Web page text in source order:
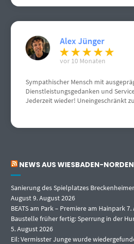
Geschäfte. Grüße aus Gau Algesheim
Alex Jünger
vor 10 Monaten
Sympathischer Mensch mit
Dienstleistungsgedanken und
Jederzeit wieder! Uneingeschränkt
NEWS AUS WIESBADEN-
Sanierung des Spielplatzes
August9. August 2026
BEATS am Park – Premiere am Hainpark7.
Baustelle früher fertig: Sperrung in der
5. August 2026
Eil: Vermisster Junge wurde